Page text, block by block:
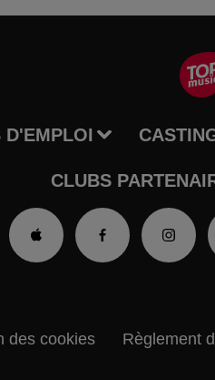
D'EMPLOI
CLUBS
des cookies Règlement